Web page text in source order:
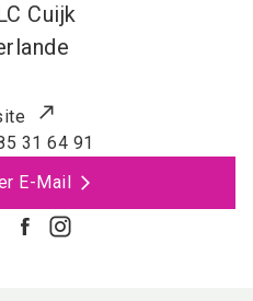
Cuijk
31 64 91
E-Mail